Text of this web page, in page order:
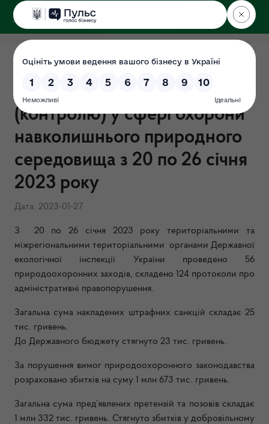
ДЕРЖЕКОІНСПЕКЦІЯ
Результати здійснення
державного нагляду
(контролю) у сфері охорони
навколишнього природного
середовища з 20 по 26 січня
2023 року
Дата: 2023-01-27
З 20
по 26 січня 2023 року територіальними та
міжрегіональними територіальними органами Державної
екологічної інспекції України проведено 56
природоохоронних заходів, складено 124 протоколи про
адміністративні правопорушення.
Загальна сума накладених штрафних санкцій складає 25
тис. гривень.
До Державного бюджету стягнуто 23 тис. гривень.
За порушення вимог природоохоронного законодавства
розраховано збитків на суму 1 млн 673 тис. гривень.
Загальна сума пред’явлених претензій та позовів складає
1 млн 332 тис. гривень. Стягнуто збитків у добровільному